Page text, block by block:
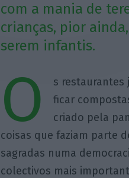
com a mania de
crianças, pior
serem infantis.
O
s restaurantes
ficar
criado pela
coisas que faziam parte
sagradas numa
colectivos mais